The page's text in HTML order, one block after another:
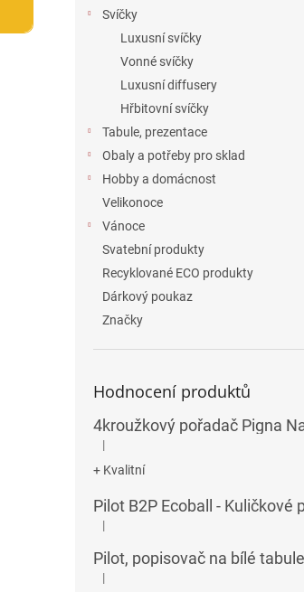
Svíčky
Luxusní svíčky
Vonné svíčky
Luxusní diffusery
Hřbitovní svíčky
Tabule, prezentace
Obaly a potřeby pro sklad
Hobby a domácnost
Velikonoce
Vánoce
Svatební produkty
Recyklované ECO produkty
Dárkový poukaz
Značky
Hodnocení produktů
Hodnocení produktu je 5 z 5 hvězdiček.
|
+ Kvalitní
Hodnocení produktu je 5 z 5 hvězdiček.
|
Hodnocení produktu je 5 z 5 hvězdiček.
|